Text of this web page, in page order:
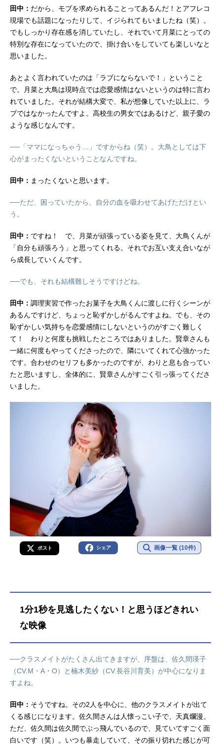
田中： だから、モブを求められることってあるんだ！とアフレコ
現場でも話題になったりして、イジられてもいましたね（笑）。
でもしっかり存在感を消していたし、それでいて月菜にとっての
特別な存在になっていたので、掛け合いをしていても楽しいなと
思いました。
あとよく言われていたのは「ラブにならないで！」ということ
で。月菜と大鳥は現時点では恋愛感情はないというのは特に言わ
れていました。それが結構大変で、私が想像していた以上に、ラ
ブではなかったんですよ。高校生の男女ではあるけど、親子愛の
ような感じなんです。
──「ママになっちゃう…」ですからね（笑）。大鳥としては下
心がまったくないということなんですね。
田中： まったくないと思います。
──ただ、困っていたから、自分の血を吸わせてあげただけとい
う。
田中： ですね！ で、月菜が頑張っている姿を見て、大鳥くんが
「自分も頑張ろう」と思ってくれる。それでお互い支え合いなが
ら成長していくんです。
──でも、それも結構難しそうですけどね。
田中： 調理実習で作ったお菓子を大鳥くんに渡しに行くシーンが
あるんですけど、ちょっと恥ずかしがるんですよね。でも、その
恥ずかしい気持ちを恋愛感情にしないというのがすごく難しく
て！ わりと何度も挑戦したところではありました。賢章さんも
一緒に何度もやってくださったので、隣にいてくれて心強かった
です。合わせのセリフも多かったのですが、わりと息も合ってい
たと思いますし、全体的に、賢章さんがすごく引っ張ってくださ
いました。
ポスト シェア 画像一覧 (10件)
1分1秒を見逃したくない！と思うほどきれい
な映像
──クラスメイトがたくさん出てきますが、序盤は、佐久間瑛子
（CV.M・A・O）と楠木美紗（CV.長谷川育美）が中心になりま
すよね。
田中： そうですね。その2人を中心に、他のクラスメイトが出て
くる感じになります。佐久間さんは人懐っこい子で、天真爛漫。
ただ、佐久間は佐久間でぶっ飛んでいるので、見ていてすごく面
白いです（笑）。いつも暴走していて、その振り切れた感じが可